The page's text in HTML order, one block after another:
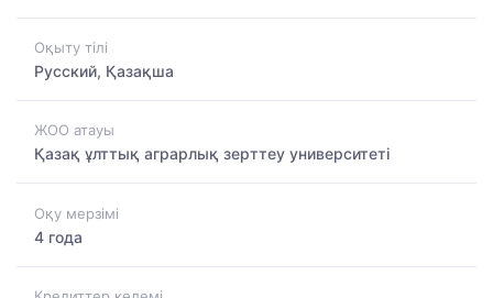
Оқыту тілі
Русский, Қазақша
ЖОО атауы
Қазақ ұлттық аграрлық зерттеу университеті
Оқу мерзімі
4 года